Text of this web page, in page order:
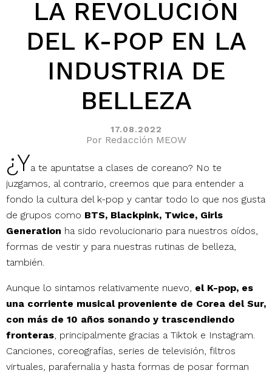
LA REVOLUCIÓN
DEL K-POP EN LA
INDUSTRIA DE
BELLEZA
17.08.2022
Por Redacción MEOW
¿Ya te apuntatse a clases de coreano? No te
juzgamos, al contrario, creemos que para entender a
fondo la cultura del k-pop y cantar todo lo que nos gusta
de grupos como BTS, Blackpink, Twice, Girls
Generation ha sido revolucionario para nuestros oídos,
formas de vestir y para nuestras rutinas de belleza,
también.
Aunque lo sintamos relativamente nuevo, el K-pop, es
una corriente musical proveniente de Corea del Sur,
con más de 10 años sonando y trascendiendo
fronteras, principalmente gracias a Tiktok e Instagram.
Canciones, coreografías, series de televisión, filtros
virtuales, parafernalia y hasta formas de posar forman